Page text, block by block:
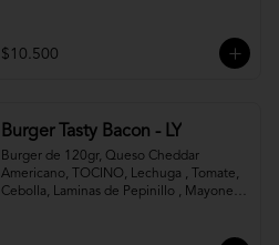
$10.500
Burger Tasty Bacon - LY
Burger de 120gr, Queso Cheddar
Americano, TOCINO, Lechuga , Tomate,
Cebolla, Laminas de Pepinillo , Mayonesa